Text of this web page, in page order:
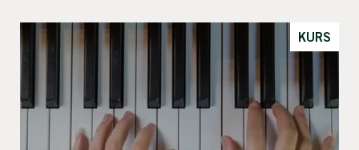
KURS